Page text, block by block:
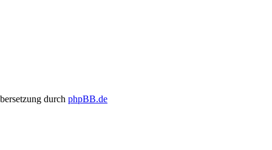
durch phpBB.de